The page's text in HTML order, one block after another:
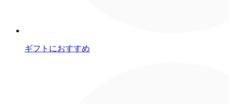
ギフトにおすすめ